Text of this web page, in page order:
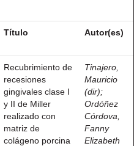
Título Autor(es)
Recubrimiento de
recesiones
gingivales clase I
y II de Miller
realizado con
matriz de
colágeno porcina
Tinajero,
Mauricio
(dir);
Ordóñez
Córdova,
Fanny
Elizabeth